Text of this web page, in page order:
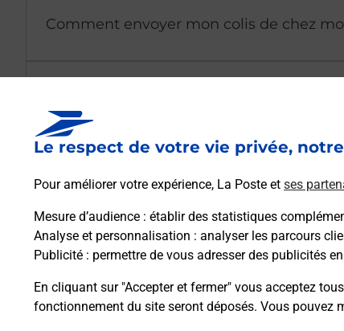
Le respect de votre vie privée,
Pour améliorer votre expérience, La Poste et ses
Mesure d’audience : établir des statistiques
Analyse et personnalisation : analyser les parcours
Publicité : permettre de vous adresser des publicités
En cliquant sur "Accepter et fermer" vous acceptez
fonctionnement du site seront déposés. Vous
Comment envoyer mon colis de chez
Comment demander une modification
Comment La Poste participe-t-elle à
Puis-je passer mon code de la route